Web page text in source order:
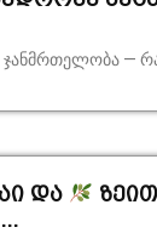
ჯანმრთელობა —
და